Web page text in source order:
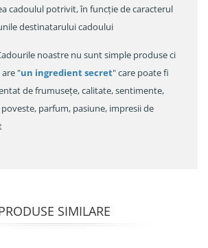
cadoulul potrivit, în funcție de caracterul
destinatarului cadoului
noastre nu sunt simple produse ci
"un ingredient secret" care poate fi
de frumusețe, calitate, sentimente,
parfum, pasiune, impresii de
SIMILARE